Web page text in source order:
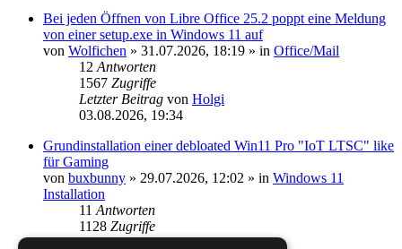
Bei jeden Öffnen von Libre Office 25.2 poppt eine Meldung
von einer setup.exe in Windows 11 auf
von Wolfichen » 31.07.2026, 18:19 » in Office/Mail
12Antworten
1567 Zugriffe
Letzter Beitrag von Holgi
03.08.2026, 19:34
Grundinstallation einer debloated Win11 Pro "IoT LTSC" like
für Gaming
von buxbunny » 29.07.2026, 12:02 » in Windows 11
Installation
11Antworten
1128 Zugriffe
Letzter BeitragvonDK2000